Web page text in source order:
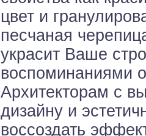
цвет и
песчаная
украсит Ваше
воспоминаниями
Архитекторам с
дизайну и
воссоздать